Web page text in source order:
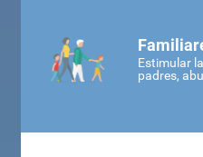
Estimular
padres,